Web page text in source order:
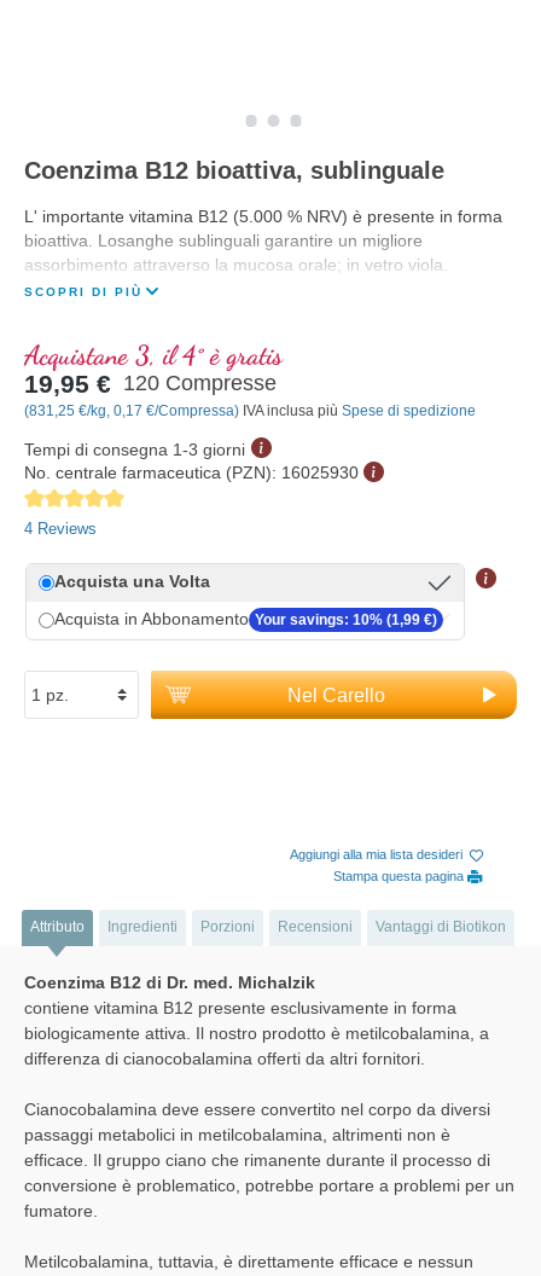
Coenzima B12 bioattiva, sublinguale
L' importante vitamina B12 (5.000 % NRV) è presente in forma
bioattiva. Losanghe sublinguali garantire un migliore
assorbimento attraverso la mucosa orale; in vetro viola.
SCOPRI DI PIÙ
Acquistane 3, il 4° è gratis
19,95 € 120 Compresse
(831,25 €/kg, 0,17 €/Compressa) IVA inclusa più Spese di spedizione
Tempi di consegna 1-3 giorni
No. centrale farmaceutica (PZN): 16025930
Average rating of 5 out of 5 stars
4 Reviews
Acquista una Volta
Acquista in Abbonamento Your savings: 10% (1,99 €)
Nel Carello
Aggiungi alla mia lista desideri
Stampa questa pagina
Attributo Ingredienti Porzioni Recensioni Vantaggi di Biotikon
Coenzima B12 di Dr. med. Michalzik
contiene vitamina B12 presente esclusivamente in forma
biologicamente attiva. Il nostro prodotto è metilcobalamina, a
differenza di cianocobalamina offerti da altri fornitori.
Cianocobalamina deve essere convertito nel corpo da diversi
passaggi metabolici in metilcobalamina, altrimenti non è
efficace. Il gruppo ciano che rimanente durante il processo di
conversione è problematico, potrebbe portare a problemi per un
fumatore.
Metilcobalamina, tuttavia, è direttamente efficace e nessun